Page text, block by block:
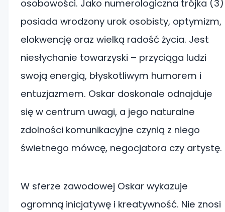
osobowości. Jako numerologiczna trójka (3)
posiada wrodzony urok osobisty, optymizm,
elokwencję oraz wielką radość życia. Jest
niesłychanie towarzyski – przyciąga ludzi
swoją energią, błyskotliwym humorem i
entuzjazmem. Oskar doskonale odnajduje
się w centrum uwagi, a jego naturalne
zdolności komunikacyjne czynią z niego
świetnego mówcę, negocjatora czy artystę.
W sferze zawodowej Oskar wykazuje
ogromną inicjatywę i kreatywność. Nie znosi